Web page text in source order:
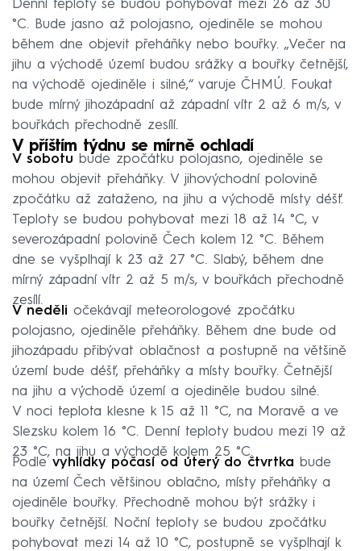
Denní teploty se budou pohybovat mezi 26 až 30
°C. Bude jasno až polojasno, ojediněle se mohou
během dne objevit přeháňky nebo bouřky. „Večer na
jihu a východě území budou srážky a bouřky četnější,
na východě ojediněle i silné,“ varuje ČHMÚ. Foukat
bude mírný jihozápadní až západní vítr 2 až 6 m/s, v
bouřkách přechodně zesílí.
V příštím týdnu se mírně ochladí
V sobotu bude zpočátku polojasno, ojediněle se
mohou objevit přeháňky. V jihovýchodní polovině
zpočátku až zataženo, na jihu a východě místy déšť.
Teploty se budou pohybovat mezi 18 až 14 °C, v
severozápadní polovině Čech kolem 12 °C. Během
dne se vyšplhají k 23 až 27 °C. Slabý, během dne
mírný západní vítr 2 až 5 m/s, v bouřkách přechodně
zesílí.
V neděli očekávají meteorologové zpočátku
polojasno, ojediněle přeháňky. Během dne bude od
jihozápadu přibývat oblačnost a postupně na většině
území bude déšť, přeháňky a místy bouřky. Četnější
na jihu a východě území a ojediněle budou silné.
V noci teplota klesne k 15 až 11 °C, na Moravě a ve
Slezsku kolem 16 °C. Denní teploty budou mezi 19 až
23 °C, na jihu a východě kolem 25 °C.
Podle vyhlídky počasí od úterý do čtvrtka bude
na území Čech většinou oblačno, místy přeháňky a
ojediněle bouřky. Přechodně mohou být srážky i
bouřky četnější. Noční teploty se budou zpočátku
pohybovat mezi 14 až 10 °C, postupně se vyšplhají k